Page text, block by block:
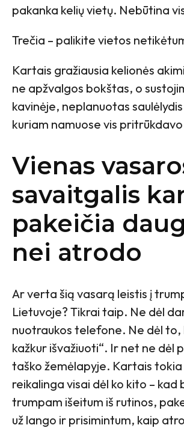
pakanka kelių vietų. Nebūtina
Trečia – palikite vietos
Kartais gražiausia kelionės
ne apžvalgos bokštas, o
kavinėje, neplanuotas
kuriam namuose vis
Vienas
savaitgalis
pakeičia
nei atrodo
Ar verta šią vasarą leistis į
Lietuvoje? Tikrai taip. Ne dėl
nuotraukos telefone. Ne dėl to,
kažkur išvažiuoti“. Ir net ne dėl
taško žemėlapyje. Kartais tokia
reikalinga visai dėl ko kito – kad
trumpam išeitum iš rutinos,
už lango ir prisimintum, kaip